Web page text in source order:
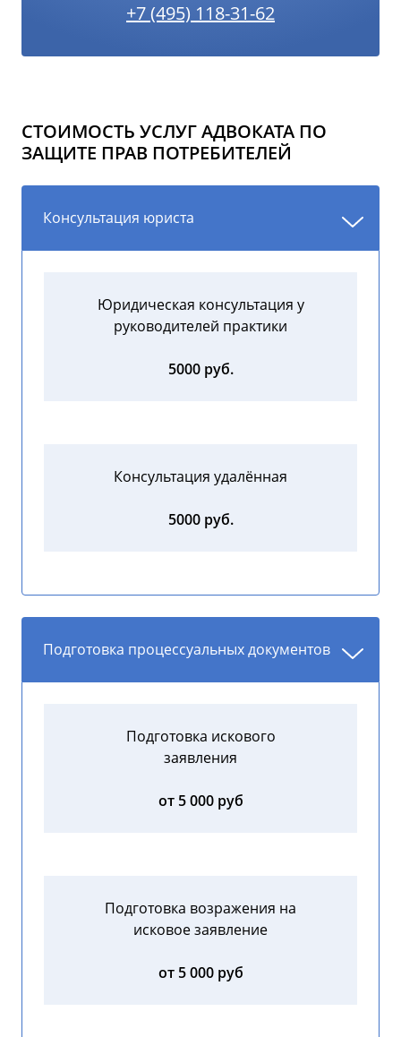
+7 (495) 118-31-62
СТОИМОСТЬ УСЛУГ АДВОКАТА ПО
ЗАЩИТЕ ПРАВ ПОТРЕБИТЕЛЕЙ
Консультация юриста
Юридическая консультация у
руководителей практики
5000 руб.
Консультация удалённая
5000 руб.
Подготовка процессуальных документов
Подготовка искового
заявления
от 5 000 руб
Подготовка возражения на
исковое заявление
от 5 000 руб